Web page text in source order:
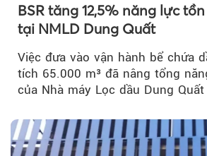
BSR tăng 12,5% năng lực
tại NMLD Dung Quất
Việc đưa vào vận hành bể chứa
tích 65.000 m³ đã nâng tổng
của Nhà máy Lọc dầu Dung